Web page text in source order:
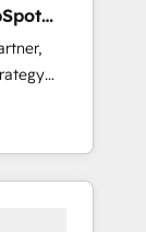
統合
統
律実
・
義・運
。 3️⃣
a